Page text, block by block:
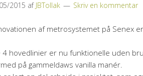
2015 af JBTollak Skriv en kommentar
af metrosystemet på Senex
4 hovedlinier er nu funktionelle uden
på gammeldaws vanilla manér.